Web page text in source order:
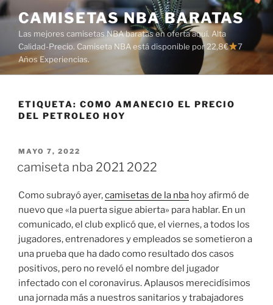
Saltar
al
contenido
CAMISETAS NBA BARATAS
Las mejores camisetas NBA baratas en oferta aquí. Alta
Calidad-Precio. Camiseta NBA está disponible por 22,8€
7
Años Experiencias.
ETIQUETA: COMO AMANECIO EL PRECIO
DEL PETROLEO HOY
PUBLICADO
MAYO 7, 2022
camiseta nba 2021 2022
Como subrayó ayer,camisetas de la nba hoy afirmó de
nuevo que «la puerta sigue abierta» para hablar. En un
comunicado, el club explicó que, el viernes, a todos los
jugadores, entrenadores y empleados se sometieron a
una prueba que ha dado como resultado dos casos
positivos, pero no reveló el nombre del jugador
infectado con el coronavirus. Aplausos merecidísimos
una jornada más a nuestros sanitarios y trabajadores